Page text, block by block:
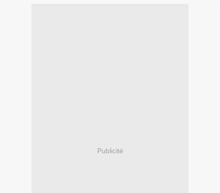
Publicité